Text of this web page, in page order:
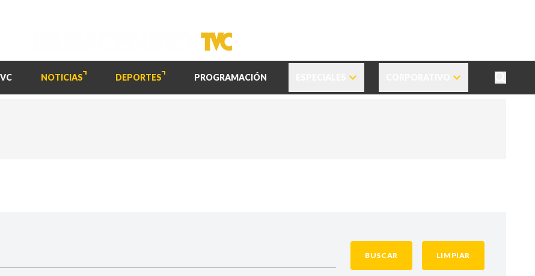
NOTICIAS DEPORTES PROGRAMACIÓN
BUSCAR LIMPIAR